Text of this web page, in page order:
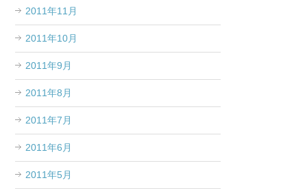
2011年11月
2011年10月
2011年9月
2011年8月
2011年7月
2011年6月
2011年5月